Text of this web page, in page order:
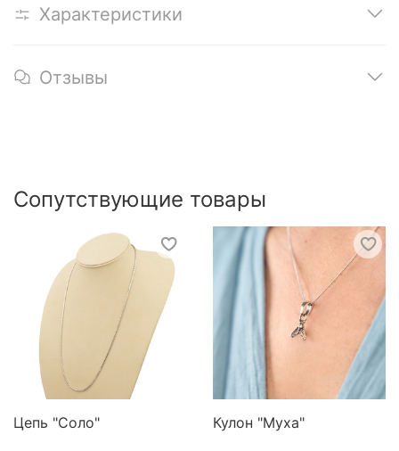
Характеристики
Отзывы
Сопутствующие товары
Цепь "Соло" Кулон "Муха"